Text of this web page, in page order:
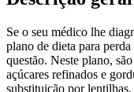
Se o seu médico lhe
plano de dieta para
questão. Neste plano,
açúcares refinados e
substituição por